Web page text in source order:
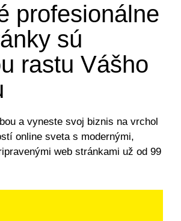
profesionálne
sú
rastu Vášho
a vyneste svoj biznis na vrchol
online sveta s modernými,
web stránkami už od 99